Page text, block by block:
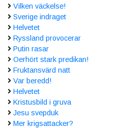
Vilken väckelse!
Sverige indraget
Helvetet
Ryssland provocerar
Putin rasar
Oerhört stark predikan!
Fruktansvärd natt
Var beredd!
Helvetet
Kristusbild i gruva
Jesu svepduk
Mer krigsattacker?